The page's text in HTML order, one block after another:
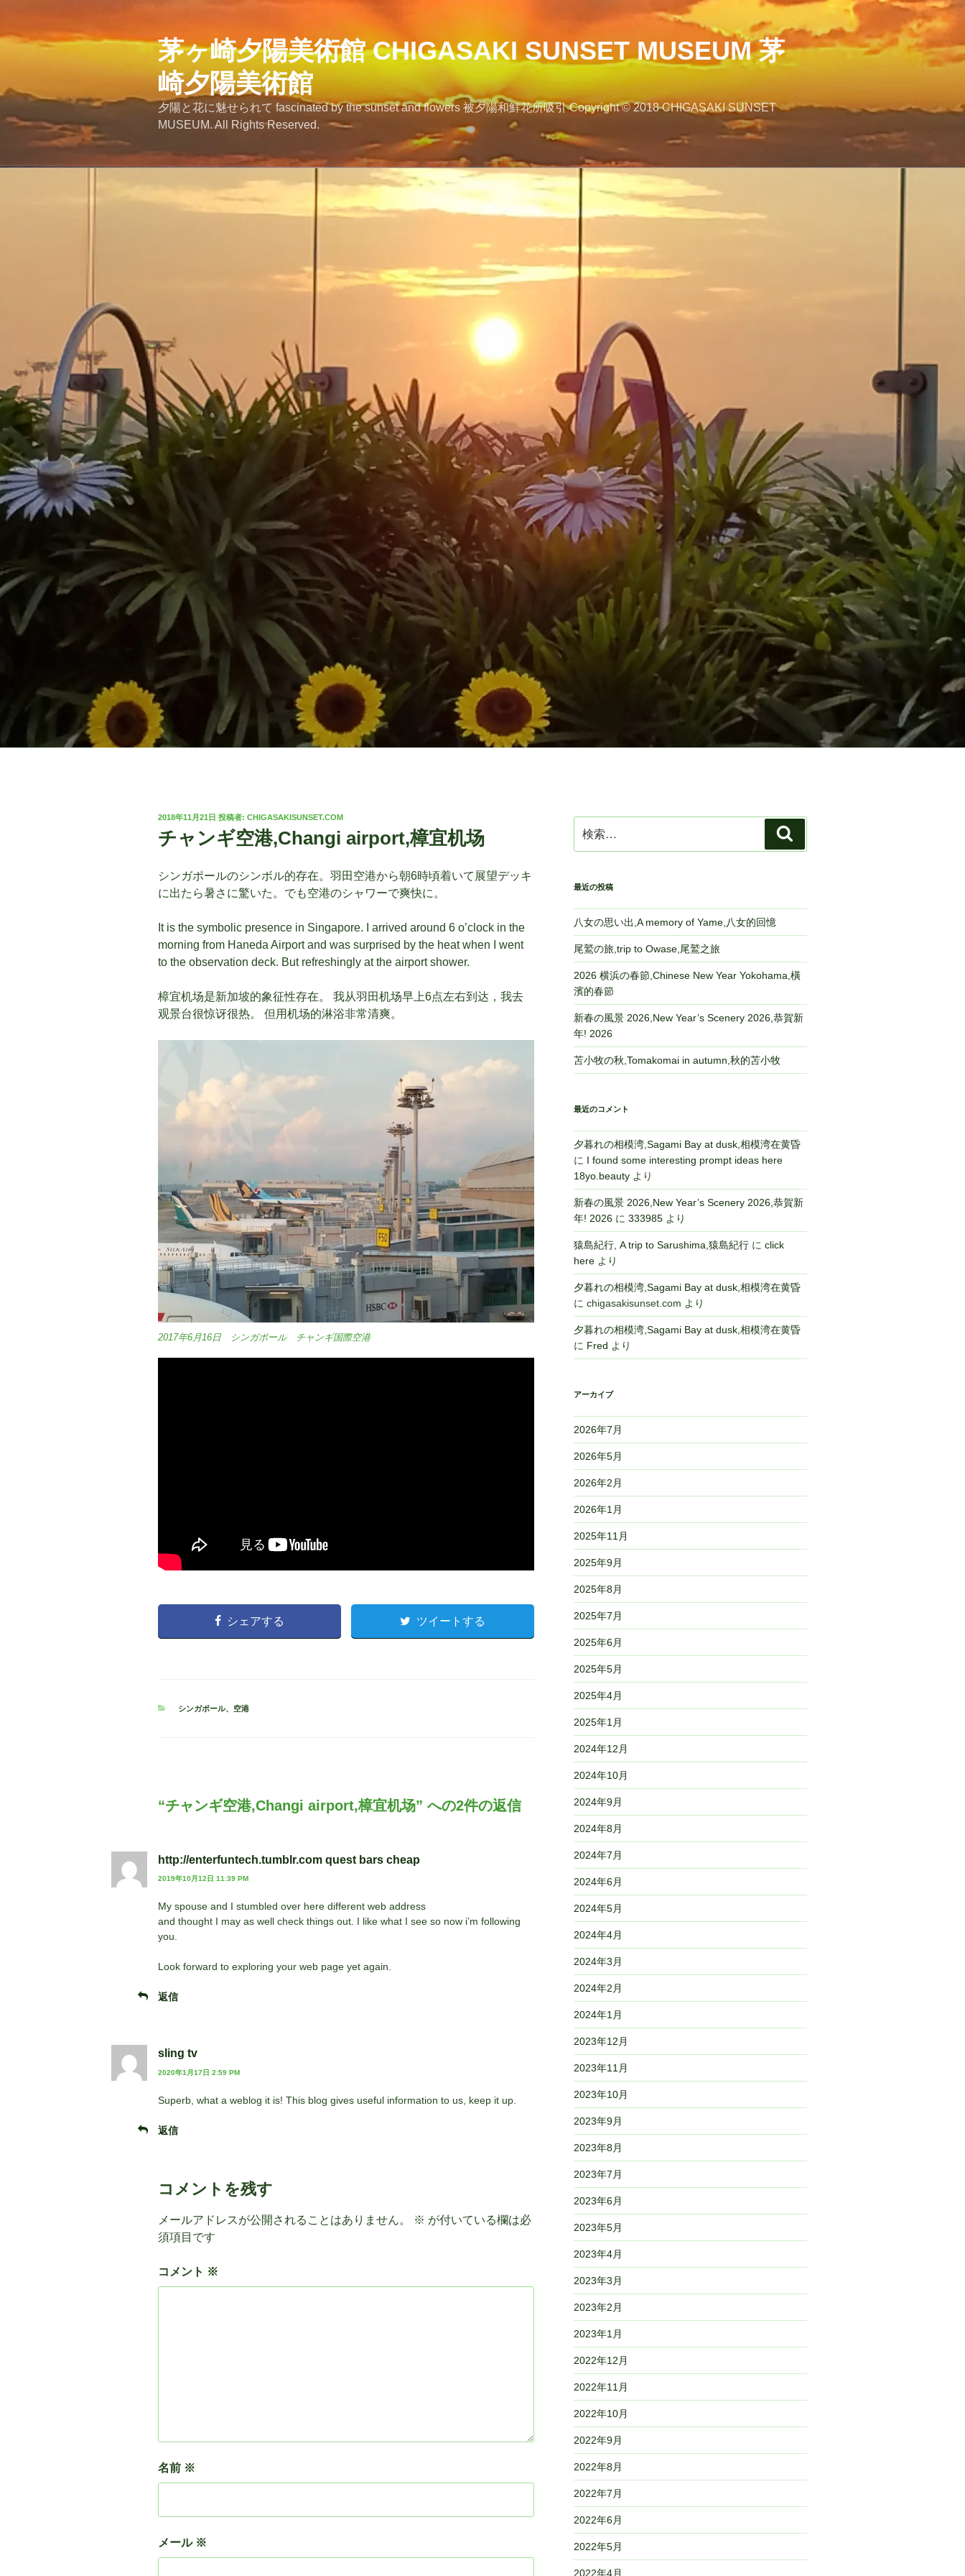
テ
へ
プ
茅ヶ崎夕陽美術館 CHIGASAKI SUNSET MUSEUM 茅
崎夕陽美術館
夕陽と花に魅せられて fascinated by the sunset and flowers 被夕陽和鮮花所吸引 Copyright © 2018 CHIGASAKI SUNSET
MUSEUM. All Rights Reserved.
投
日:
2018年11月21日 投稿者: CHIGASAKISUNSET.COM
チャンギ空港,Changi airport,樟宜机场
シンガポールのシンボル的存在。羽田空港から朝6時頃着いて展望デッキ
に出たら暑さに驚いた。でも空港のシャワーで爽快に。
It is the symbolic presence in Singapore. I arrived around 6 o’clock in the
morning from Haneda Airport and was surprised by the heat when I went
to the observation deck. But refreshingly at the airport shower.
樟宜机场是新加坡的象征性存在。 我从羽田机场早上6点左右到达，我去
观景台很惊讶很热。 但用机场的淋浴非常清爽。
2017年6月16日 シンガポール チャンギ国際空港
シェアする ツイートする
カ
シンガポール、 空港
“チャンギ空港,Changi airport,樟宜机场” への2件の返信
http://enterfuntech.tumblr.com quest bars cheap
2019年10月12日 11:39 PM
My spouse and I stumbled over here different web address
and thought I may as well check things out. I like what I see so now i’m following
you.
Look forward to exploring your web page yet again.
返信
sling tv
2020年1月17日 2:59 PM
Superb, what a weblog it is! This blog gives useful information to us, keep it up.
返信
コメントを残す
メールアドレスが公開されることはありません。 ※ が付いている欄は必
須項目です
コメント ※
名前 ※
メール ※
索:
索
最近の投稿
八女の思い出,A memory of Yame,八女的回憶
尾鷲の旅,trip to Owase,尾鷲之旅
2026 横浜の春節,Chinese New Year Yokohama,橫
濱的春節
新春の風景 2026,New Year’s Scenery 2026,恭賀新
年! 2026
苫小牧の秋,Tomakomai in autumn,秋的苫小牧
最近のコメント
夕暮れの相模湾,Sagami Bay at dusk,相模湾在黄昏
に I found some interesting prompt ideas here
18yo.beautyより
新春の風景 2026,New Year’s Scenery 2026,恭賀新
年! 2026に 333985より
猿島紀行, A trip to Sarushima,猿島紀行に click
hereより
夕暮れの相模湾,Sagami Bay at dusk,相模湾在黄昏
に chigasakisunset.com より
夕暮れの相模湾,Sagami Bay at dusk,相模湾在黄昏
に Fred より
アーカイブ
2026年7月
2026年5月
2026年2月
2026年1月
2025年11月
2025年9月
2025年8月
2025年7月
2025年6月
2025年5月
2025年4月
2025年1月
2024年12月
2024年10月
2024年9月
2024年8月
2024年7月
2024年6月
2024年5月
2024年4月
2024年3月
2024年2月
2024年1月
2023年12月
2023年11月
2023年10月
2023年9月
2023年8月
2023年7月
2023年6月
2023年5月
2023年4月
2023年3月
2023年2月
2023年1月
2022年12月
2022年11月
2022年10月
2022年9月
2022年8月
2022年7月
2022年6月
2022年5月
2022年4月